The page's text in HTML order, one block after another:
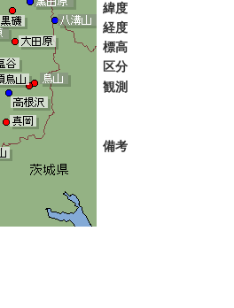
緯度
経度
標高
区分
観測
備考